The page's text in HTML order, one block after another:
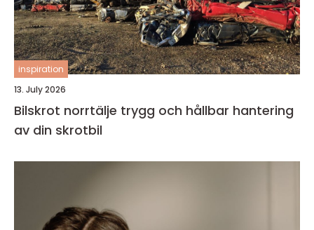
inspiration
13. July 2026
Bilskrot norrtälje trygg och hållbar hantering
av din skrotbil